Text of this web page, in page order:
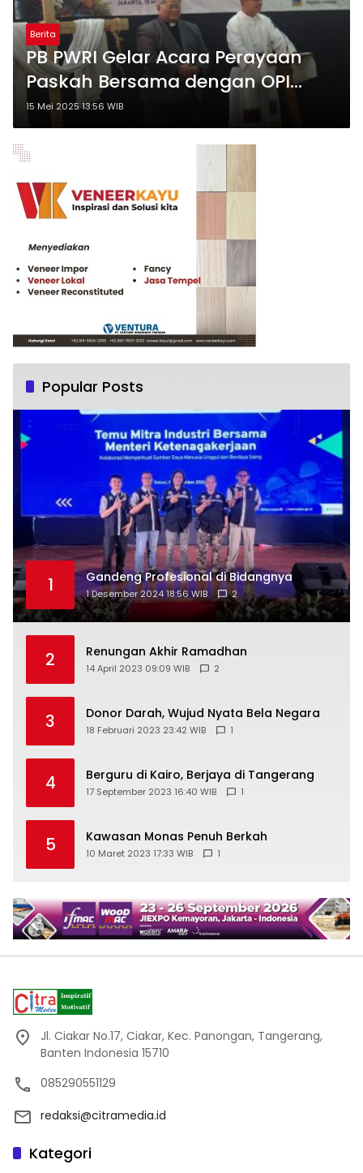
Berita
PB PWRI Gelar Acara Perayaan
Paskah Bersama dengan OPI
Kementerian Lembaga
15 Mei 2025 13:56 WIB
Popular Posts
1 Gandeng Profesional di Bidangnya
1 Desember 2024 18:56 WIB 2
2 Renungan Akhir Ramadhan
14 April 2023 09:09 WIB 2
3 Donor Darah, Wujud Nyata Bela Negara
18 Februari 2023 23:42 WIB 1
4 Berguru di Kairo, Berjaya di Tangerang
17 September 2023 16:40 WIB 1
5 Kawasan Monas Penuh Berkah
10 Maret 2023 17:33 WIB 1
Jl. Ciakar No.17, Ciakar, Kec. Panongan, Tangerang,
Banten Indonesia 15710
085290551129
redaksi@citramedia.id
Kategori